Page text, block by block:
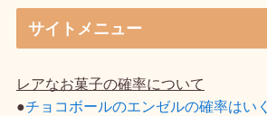
サイトメニュー
レアなお菓子の確率について
●チョコボールのエンゼルの確率はい